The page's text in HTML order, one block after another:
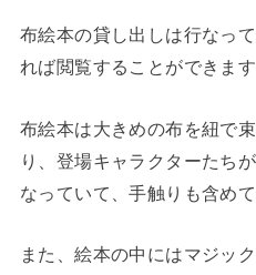
布絵本の貸し出しは行なっ
れば閲覧することができます
布絵本は大きめの布を紐で
り、登場キャラクターたち
なっていて、手触りも含め
また、絵本の中にはマジッ